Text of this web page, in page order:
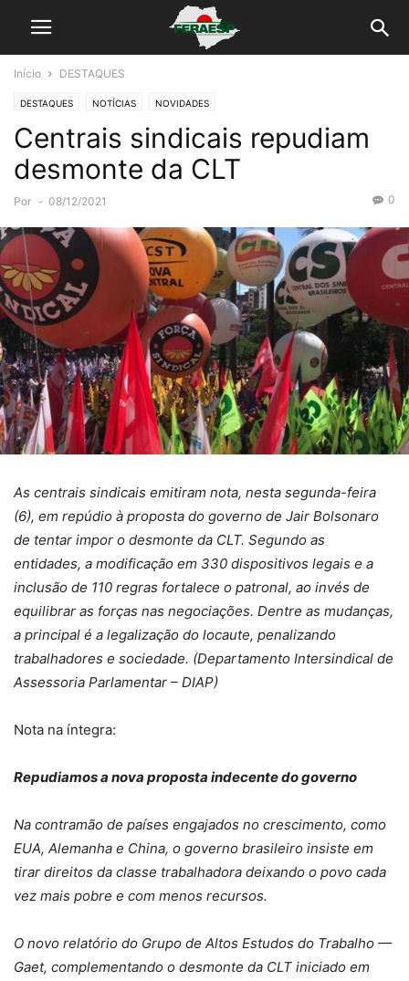
Início DESTAQUES
DESTAQUES NOTÍCIAS NOVIDADES
Centrais sindicais repudiam
desmonte da CLT
Por - 08/12/2021 0
As centrais sindicais emitiram nota, nesta segunda-feira
(6), em repúdio à proposta do governo de Jair Bolsonaro
de tentar impor o desmonte da CLT. Segundo as
entidades, a modificação em 330 dispositivos legais e a
inclusão de 110 regras fortalece o patronal, ao invés de
equilibrar as forças nas negociações. Dentre as mudanças,
a principal é a legalização do locaute, penalizando
trabalhadores e sociedade. (Departamento Intersindical de
Assessoria Parlamentar – DIAP)
Nota na íntegra:
Repudiamos a nova proposta indecente do governo
Na contramão de países engajados no crescimento, como
EUA, Alemanha e China, o governo brasileiro insiste em
tirar direitos da classe trabalhadora deixando o povo cada
vez mais pobre e com menos recursos.
O novo relatório do Grupo de Altos Estudos do Trabalho —
Gaet, complementando o desmonte da CLT iniciado em